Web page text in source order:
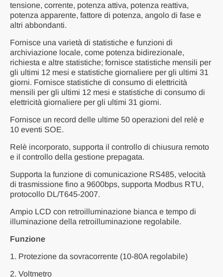
tensione, corrente, potenza attiva, potenza reattiva,
potenza apparente, fattore di potenza, angolo di fase e
altri abbondanti.
Fornisce una varietà di statistiche e funzioni di
archiviazione locale, come potenza bidirezionale,
richiesta e altre statistiche; fornisce statistiche mensili per
gli ultimi 12 mesi e statistiche giornaliere per gli ultimi 31
giorni. Fornisce statistiche di consumo di elettricità
mensili per gli ultimi 12 mesi e statistiche di consumo di
elettricità giornaliere per gli ultimi 31 giorni.
Fornisce un record delle ultime 50 operazioni del relè e
10 eventi SOE.
Relè incorporato, supporta il controllo di chiusura remoto
e il controllo della gestione prepagata.
Supporta la funzione di comunicazione RS485, velocità
di trasmissione fino a 9600bps, supporta Modbus RTU,
protocollo DL/T645-2007.
Ampio LCD con retroilluminazione bianca e tempo di
illuminazione della retroilluminazione regolabile.
Funzione
1. Protezione da sovracorrente (10-80A regolabile)
2. Voltmetro